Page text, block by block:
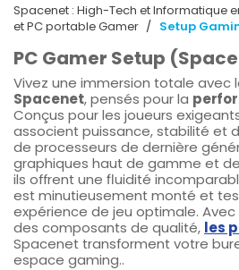
Spacenet : High-Tech et Informatique
et PC portable Gamer
Setup
PC Gamer Setup
Vivez une immersion totale avec
Spacenet, pensés pour la
Conçus pour les joueurs
associent puissance, stabilité et
de processeurs de dernière
graphiques haut de gamme et de
ils offrent une fluidité
est minutieusement monté et
expérience de jeu optimale.
des composants de qualité, les
Spacenet transforment votre
espace gaming..